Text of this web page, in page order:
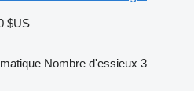
$US
Nombre d'essieux 3